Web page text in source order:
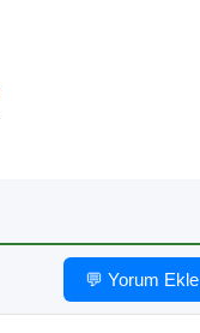
💬 Yorum Ekle